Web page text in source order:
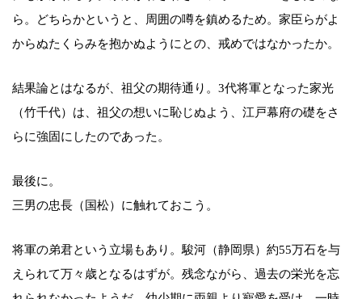
ら。どちらかというと、周囲の噂を鎮めるため。家臣らがよ
からぬたくらみを抱かぬようにとの、戒めではなかったか。
結果論とはなるが、祖父の期待通り。3代将軍となった家光
（竹千代）は、祖父の想いに恥じぬよう、江戸幕府の礎をさ
らに強固にしたのであった。
最後に。
三男の忠長（国松）に触れておこう。
将軍の弟君という立場もあり。駿河（静岡県）約55万石を与
えられて万々歳となるはずが。残念ながら、過去の栄光を忘